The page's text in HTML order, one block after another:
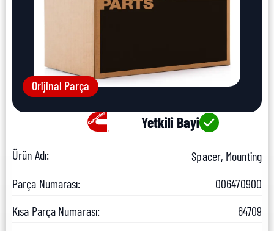
Orijinal Parça
Yetkili Bayi
Ürün Adı:
Spacer, Mounting
Parça Numarası:
006470900
Kısa Parça Numarası:
64709